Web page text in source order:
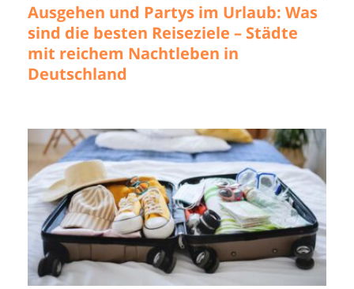
Ausgehen und Partys im Urlaub: Was
sind die besten Reiseziele – Städte
mit reichem Nachtleben in
Deutschland